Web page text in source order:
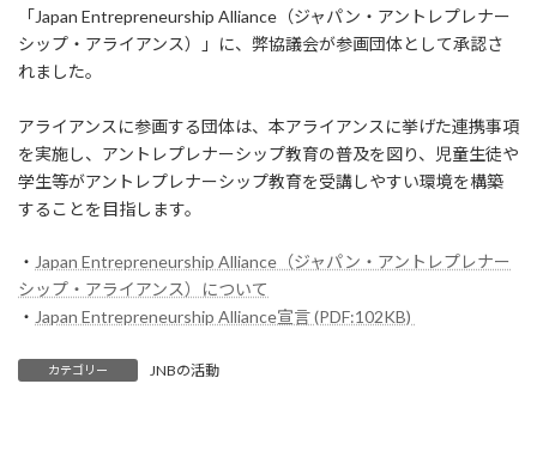
「Japan Entrepreneurship Alliance（ジャパン・アントレプレナー
シップ・アライアンス）」に、弊協議会が参画団体として承認さ
れました。
アライアンスに参画する団体は、本アライアンスに挙げた連携事項
を実施し、アントレプレナーシップ教育の普及を図り、児童生徒や
学生等がアントレプレナーシップ教育を受講しやすい環境を構築
することを目指します。
・ Japan Entrepreneurship Alliance（ジャパン・アントレプレナー
シップ・アライアンス）について
・ Japan Entrepreneurship Alliance宣言 (PDF:102KB)
カテゴリー JNBの活動